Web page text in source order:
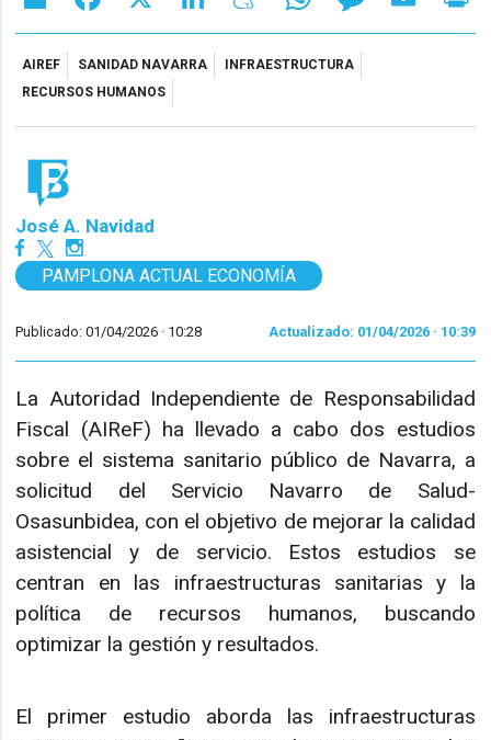
AIREF SANIDAD NAVARRA
INFRAESTRUCTURA
RECURSOS HUMANOS
José A. Navidad
PAMPLONA ACTUAL ECONOMÍA
Publicado: 01/04/2026 · 10:28 Actualizado: 01/04/2026 · 10:39
La Autoridad Independiente de Responsabilidad
Fiscal (AIReF) ha llevado a cabo dos estudios
sobre el sistema sanitario público de Navarra, a
solicitud del Servicio Navarro de Salud-
Osasunbidea, con el objetivo de mejorar la calidad
asistencial y de servicio. Estos estudios se
centran en las infraestructuras sanitarias y la
política de recursos humanos, buscando
optimizar la gestión y resultados.
El primer estudio aborda las infraestructuras